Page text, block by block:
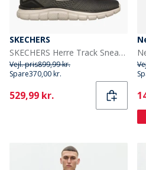
SKECHERS
SKECHERS Herre Track Sneakers Olive
Vejl. pris899,99 kr.
Spare370,00 kr.
Current
529,99 kr.